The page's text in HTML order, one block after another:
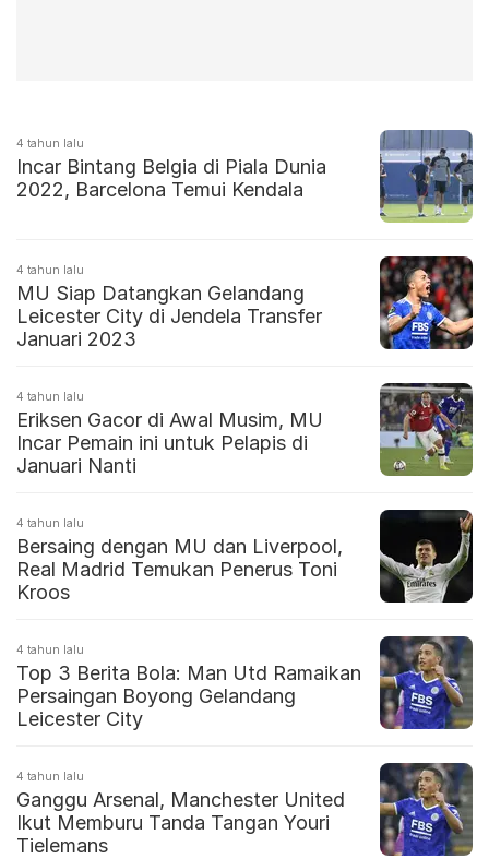
4 tahun lalu
Incar Bintang Belgia di Piala Dunia
2022, Barcelona Temui Kendala
4 tahun lalu
MU Siap Datangkan Gelandang
Leicester City di Jendela Transfer
Januari 2023
4 tahun lalu
Eriksen Gacor di Awal Musim, MU
Incar Pemain ini untuk Pelapis di
Januari Nanti
4 tahun lalu
Bersaing dengan MU dan Liverpool,
Real Madrid Temukan Penerus Toni
Kroos
4 tahun lalu
Top 3 Berita Bola: Man Utd Ramaikan
Persaingan Boyong Gelandang
Leicester City
4 tahun lalu
Ganggu Arsenal, Manchester United
Ikut Memburu Tanda Tangan Youri
Tielemans